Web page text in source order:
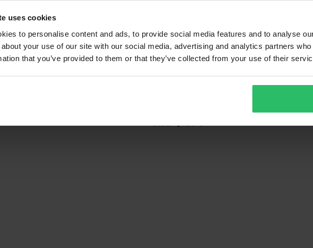
uses cookies
to personalise content and ads, to provide social media features and to analyse
your use of our site with our social media, advertising and analytics partners
that you’ve provided to them or that they’ve collected from your use of their
169 kr -21%
Komplett kopplingskit
Sida1av1